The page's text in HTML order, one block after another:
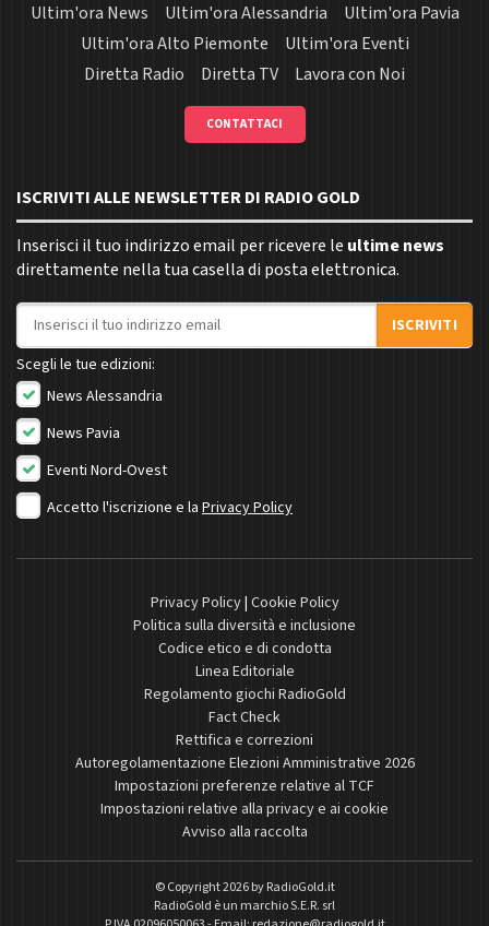
Ultim'ora News
Ultim'ora Alessandria
Ultim'ora Pavia
Ultim'ora Alto Piemonte
Ultim'ora Eventi
Diretta Radio
Diretta TV Lavora con Noi
CONTATTACI
ISCRIVITI ALLE NEWSLETTER DI RADIO GOLD
Inserisci il tuo indirizzo email per ricevere le ultime news
direttamente nella tua casella di posta elettronica.
Indirizzo email
ISCRIVITI
Scegli le tue edizioni:
News Alessandria
News Pavia
Eventi Nord-Ovest
Accetto l'iscrizione e la Privacy Policy
Privacy Policy| Cookie Policy
Politica sulla diversità e inclusione
Codice etico e di condotta
Linea Editoriale
Regolamento giochi RadioGold
Fact Check
Rettifica e correzioni
Autoregolamentazione Elezioni Amministrative 2026
Impostazioni preferenze relative al TCF
Impostazioni relative alla privacy e ai cookie
Avviso alla raccolta
© Copyright 2026 byRadioGold.it
RadioGold è un marchio S.E.R. srl